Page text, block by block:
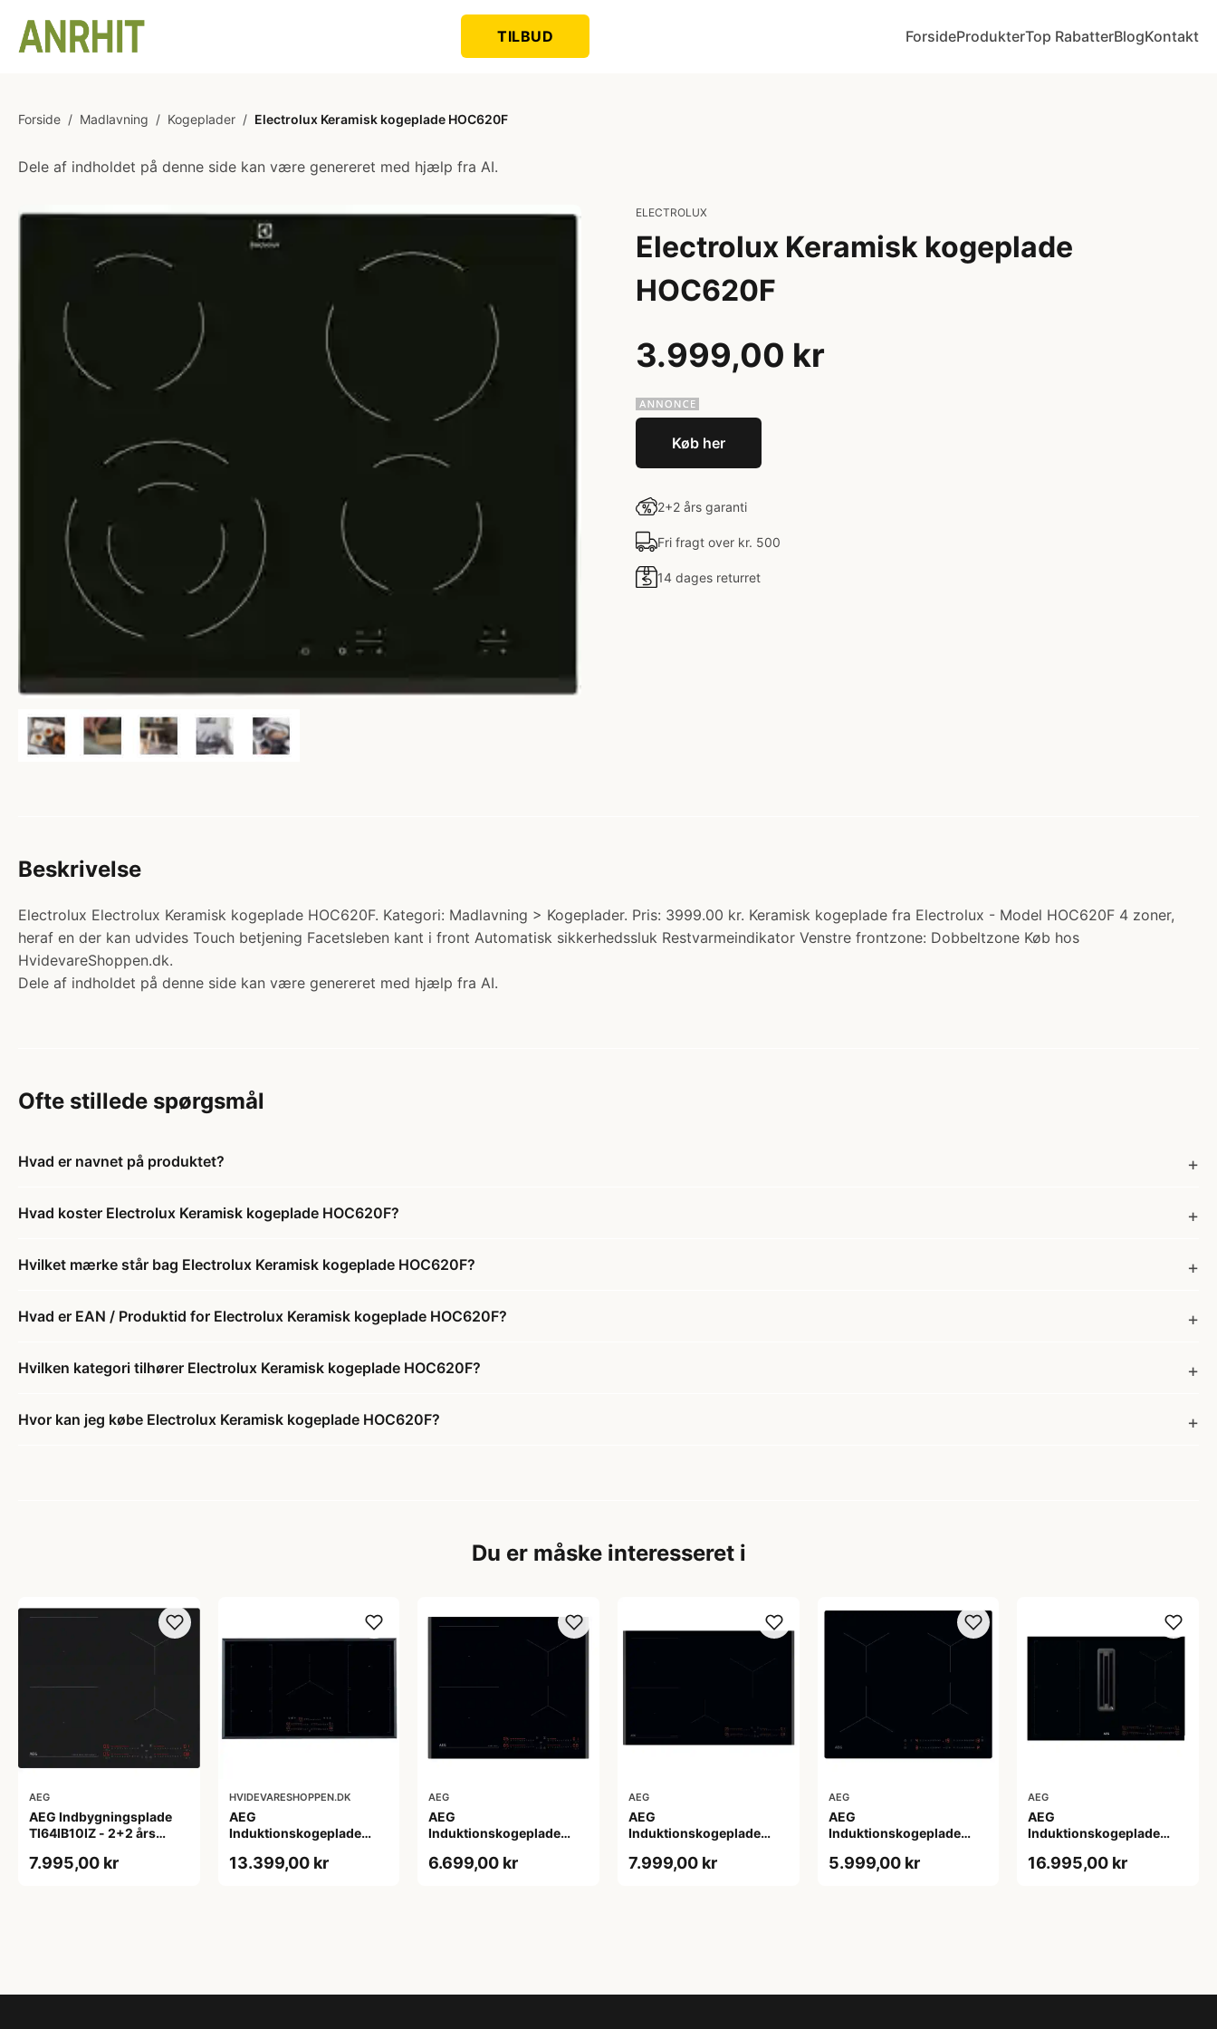
TILBUD ForsideProdukterTop RabatterBlogKontakt
Forside / Madlavning / Kogeplader / Electrolux Keramisk kogeplade HOC620F
Dele af indholdet på denne side kan være genereret med hjælp fra AI.
ELECTROLUX
Electrolux Keramisk kogeplade
HOC620F
3.999,00 kr
Køb her
2+2 års garanti
Fri fragt over kr. 500
14 dages returret
Beskrivelse
Electrolux Electrolux Keramisk kogeplade HOC620F. Kategori: Madlavning > Kogeplader. Pris: 3999.00 kr. Keramisk kogeplade fra Electrolux - Model HOC620F 4 zoner,
heraf en der kan udvides Touch betjening Facetsleben kant i front Automatisk sikkerhedssluk Restvarmeindikator Venstre frontzone: Dobbeltzone Køb hos
HvidevareShoppen.dk.
Dele af indholdet på denne side kan være genereret med hjælp fra AI.
Ofte stillede spørgsmål
Hvad er navnet på produktet?
Hvad koster Electrolux Keramisk kogeplade HOC620F?
Hvilket mærke står bag Electrolux Keramisk kogeplade HOC620F?
Hvad er EAN / Produktid for Electrolux Keramisk kogeplade HOC620F?
Hvilken kategori tilhører Electrolux Keramisk kogeplade HOC620F?
Hvor kan jeg købe Electrolux Keramisk kogeplade HOC620F?
Du er måske interesseret i
AEG
AEG Indbygningsplade
TI64IB10IZ - 2+2 års
7.995,00 kr
HVIDEVARESHOPPEN.DK
AEG
Induktionskogeplade
garanti
13.399,00 kr
AEG
AEG
Induktionskogeplade
garanti
6.699,00 kr
AEG
AEG
Induktionskogeplade
garanti
7.999,00 kr
AEG
AEG
Induktionskogeplade
Garanti
5.999,00 kr
AEG
AEG
Induktionskogeplade
CCE84543CB
16.995,00 kr